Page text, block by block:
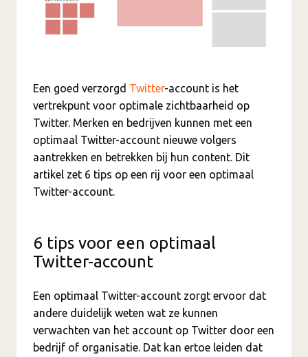
Een goed verzorgd Twitter-account is het
vertrekpunt voor optimale zichtbaarheid op
Twitter. Merken en bedrijven kunnen met een
optimaal Twitter-account nieuwe volgers
aantrekken en betrekken bij hun content. Dit
artikel zet 6 tips op een rij voor een optimaal
Twitter-account.
6 tips voor een optimaal
Twitter-account
Een optimaal Twitter-account zorgt ervoor dat
andere duidelijk weten wat ze kunnen
verwachten van het account op Twitter door een
bedrijf of organisatie. Dat kan ertoe leiden dat